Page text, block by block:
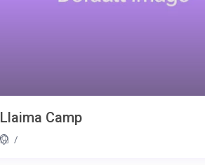
Llaima Camp
/